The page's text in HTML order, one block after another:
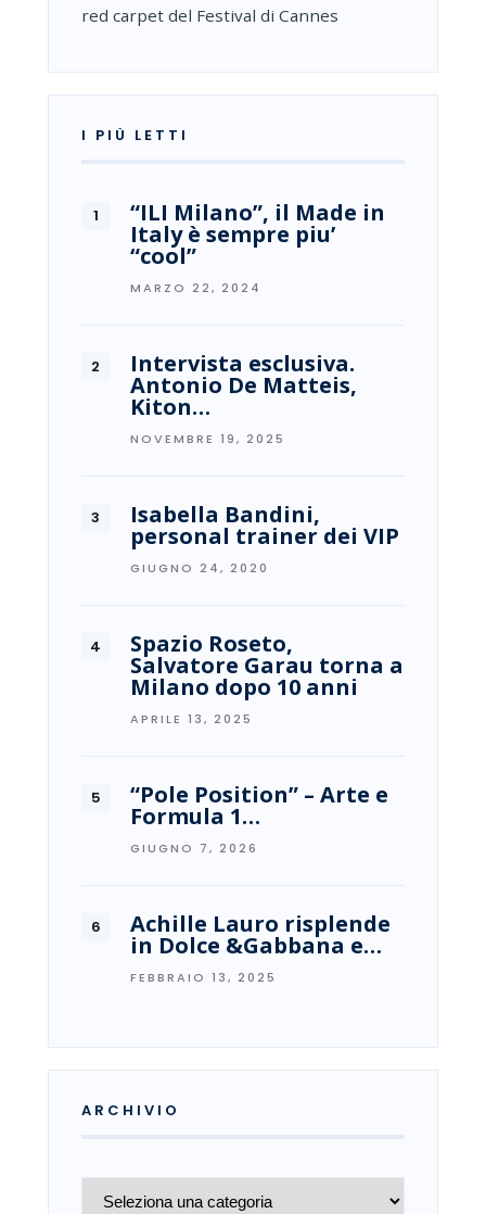
red carpet del Festival di Cannes
I PIÙ LETTI
“ILI Milano”, il Made in
Italy è sempre piu’
“cool”
MARZO 22, 2024
Intervista esclusiva.
Antonio De Matteis,
Kiton…
NOVEMBRE 19, 2025
Isabella Bandini,
personal trainer dei VIP
GIUGNO 24, 2020
Spazio Roseto,
Salvatore Garau torna a
Milano dopo 10 anni
APRILE 13, 2025
“Pole Position” – Arte e
Formula 1…
GIUGNO 7, 2026
Achille Lauro risplende
in Dolce &Gabbana e…
FEBBRAIO 13, 2025
ARCHIVIO
Archivio